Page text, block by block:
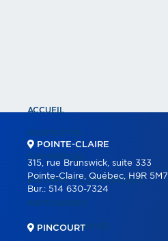
ACCUEIL
PROPRIÉTÉS
COMMERCIAL
BÂTIMENTS COMMERCIAUX
PARTENAIRES
NOS PROGRAMMES
POINTE-CLAIRE
315, rue Brunswick, suite 333
Pointe-Claire, Québec, H9R 5M7
Bur.: 514 630-7324
PINCOURT